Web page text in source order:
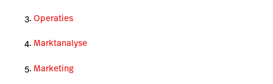
Operaties
Marktanalyse
Marketing